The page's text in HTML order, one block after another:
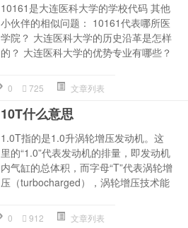
10161是大连医科大学的学校代码 其他
小伙伴的相似问题： 10161代表哪所医
学院？ 大连医科大学的历史沿革是怎样
的？ 大连医科大学的优势专业有哪些？
0 725 文章列表
10T什么意思
1.0T指的是1.0升涡轮增压发动机。这
里的“1.0”代表发动机的排量，即发动机
内气缸的总体积，而字母“T”代表涡轮增
压（turbocharged），涡轮增压技术能
0 912 文章列表